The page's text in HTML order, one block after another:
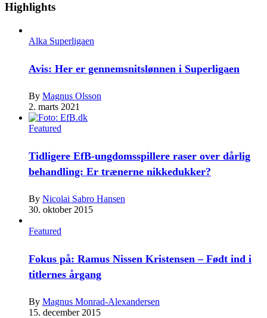
Highlights
Alka Superligaen
Avis: Her er gennemsnitslønnen i Superligaen
By Magnus Olsson
2. marts 2021
Featured
Tidligere EfB-ungdomsspillere raser over dårlig
behandling: Er trænerne nikkedukker?
By Nicolai Sabro Hansen
30. oktober 2015
Featured
Fokus på: Ramus Nissen Kristensen – Født ind i
titlernes årgang
By Magnus Monrad-Alexandersen
15. december 2015